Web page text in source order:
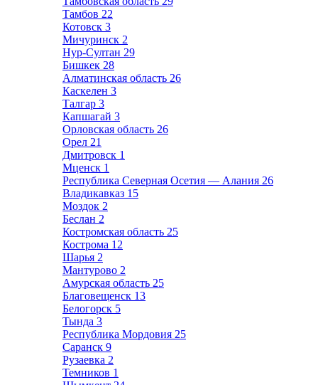
Тамбов 22
Котовск 3
Мичуринск 2
Нур-Султан 29
Бишкек 28
Алматинская область 26
Каскелен 3
Талгар 3
Капшагай 3
Орловская область 26
Орел 21
Дмитровск 1
Мценск 1
Республика Северная Осетия — Алания 26
Владикавказ 15
Моздок 2
Беслан 2
Костромская область 25
Кострома 12
Шарья 2
Мантурово 2
Амурская область 25
Благовещенск 13
Белогорск 5
Тында 3
Республика Мордовия 25
Саранск 9
Рузаевка 2
Темников 1